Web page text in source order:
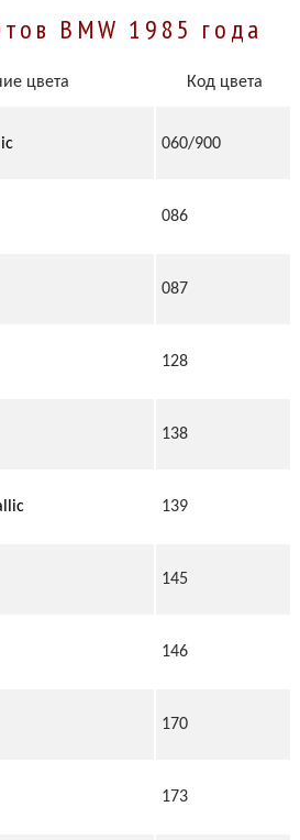
BMW 1985 года
цвета Код цвета
060/900
086
087
128
138
139
145
146
170
173